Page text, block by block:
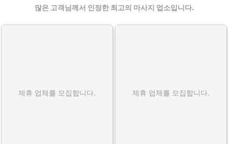
타
많은 고객님께서 인정한 최고의 마사지 업소입니다.
제휴 업체를 모집합니다. 제휴 업체를 모집합니다.